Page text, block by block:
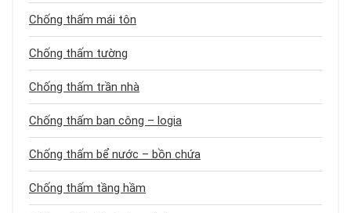
Chống thấm mái tôn
Chống thấm tường
Chống thấm trần nhà
Chống thấm ban công – logia
Chống thấm bể nước – bồn chứa
Chống thấm tầng hầm